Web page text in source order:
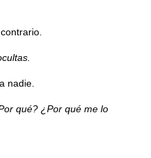
nadie.
qué? ¿Por qué me lo